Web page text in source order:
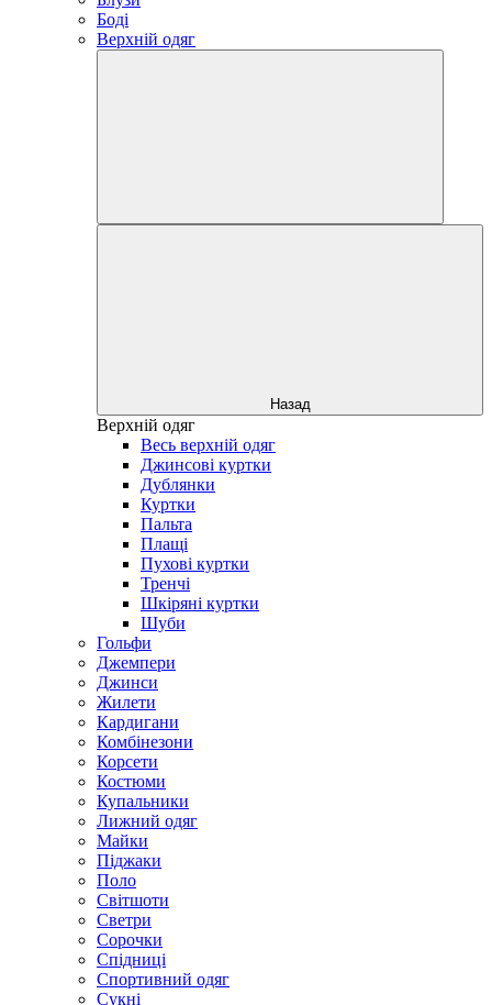
Боді
Верхній одяг
Назад
Верхній одяг
Весь верхній одяг
Джинсові куртки
Дублянки
Куртки
Пальта
Плащі
Пухові куртки
Тренчі
Шкіряні куртки
Шуби
Гольфи
Джемпери
Джинси
Жилети
Кардигани
Комбінезони
Корсети
Костюми
Купальники
Лижний одяг
Майки
Піджаки
Поло
Світшоти
Светри
Сорочки
Спідниці
Спортивний одяг
Сукні